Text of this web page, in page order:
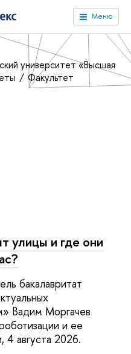
Меню
университет «Высшая
Факультет
улицы и где они
бакалавритат
Вадим Моргачев
и ее
4 августа 2026.